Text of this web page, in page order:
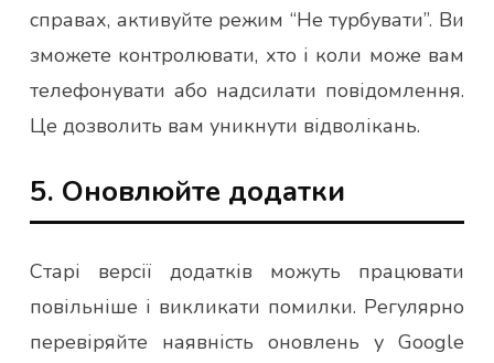
справах, активуйте режим “Не турбувати”. Ви
зможете контролювати, хто і коли може вам
телефонувати або надсилати повідомлення.
Це дозволить вам уникнути відволікань.
5. Оновлюйте додатки
Старі версії додатків можуть працювати
повільніше і викликати помилки. Регулярно
перевіряйте наявність оновлень у Google